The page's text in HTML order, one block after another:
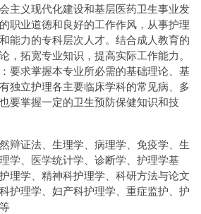
主义现代化建设和基层医药卫生事业发
职业道德和良好的工作作风，从事护理
能力的专科层次人才。结合成人教育的
，拓宽专业知识，提高实际工作能力。
要求掌握本专业所必需的基础理论、基
独立护理各主要临床学科的常见病、多
要掌握一定的卫生预防保健知识和技
辩证法、生理学、病理学、免疫学、生
学、医学统计学、诊断学、护理学基
理学、精神科护理学、科研方法与论文
护理学、妇产科护理学、重症监护、护